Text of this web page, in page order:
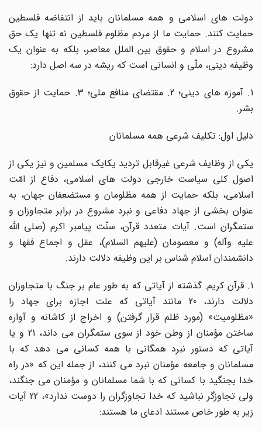
دولت هاى اسلامى و همه مسلمانان باید از انتفاضه فلسطین
حمایت کنند. حمایت ما از مردم مظلوم فلسطین نه تنها یک حق
مشروع در اسلام و حقوق بین الملل معاصر، بلکه به عنوان یک
وظیفه دینى، ملّى و انسانى است که ریشه در سه اصل دارد:
1. آموزه هاى دینى؛ 2. مقتضاى منافع ملى؛ 3. حمایت از حقوق
بشر.
دلیل اول: تکلیف شرعى همه مسلمانان
یکى از وظایف شرعى غیرقابل تردید یکایک مسلمین و نیز یکى از
اصول کلى سیاست خارجى دولت هاى اسلامى، دفاع از امّت
اسلامى، بلکه حمایت از همه مظلومان و مستضعفان جهان، به
عنوان بخشى از جهاد دفاعى و نبرد مشروع در برابر متجاوزان و
ستمگران است. آیات متعدد قرآن، سنّت پیامبر اکرم (صلى الله
علیه وآله) و معصومان (علیهم السلام)، عقل و اجماع فقها و
دانشمندان اسلام شناس بر این وظیفه دلالت دارند.
1. قرآن کریم: گذشته از آیاتى که به طور عام بر جنگ با متجاوزان
دلالت دارند، 20 مانند آیاتى که علت اجازه براى جهاد را
«مظلومیت» (مورد ظلم قرار گرفتن) و اخراج از کاشانه و آواره
ساختن مؤمنان از وطن خود از سوى ستمگران مى داند، 21 و یا
آیاتى که دستور نبرد همگانى با همه کسانى مى دهد که با
مسلمانان و جامعه مؤمنان نبرد مى کنند، از جمله این که «در راه
خدا بجنگید با کسانى که با شما مسلمانان و مؤمنان مى جنگند،
ولى تجاوزگر نباشید که خدا تجاوزگران را دوست ندارد»، 22 آیات
زیر به طور خاص مستند ادعاى ما هستند: